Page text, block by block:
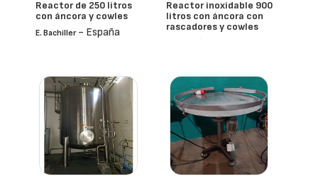
Reactor de 250 litros
con áncora y cowles
E. Bachiller- España
Reactor inoxidable 900
litros con áncora con
rascadores y cowles
- España